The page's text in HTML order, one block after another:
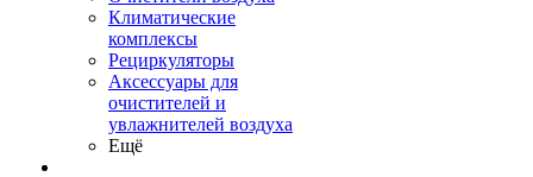
Климатические
комплексы
Рециркуляторы
Аксессуары для
очистителей и
увлажнителей воздуха
Ещё